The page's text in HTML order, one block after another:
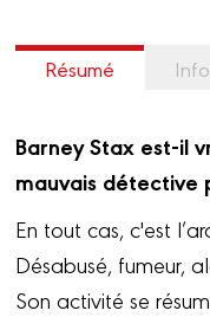
Résumé
Barney Stax est-il
mauvais détective
En tout cas, c'est
Désabusé, fumeur,
Son activité se